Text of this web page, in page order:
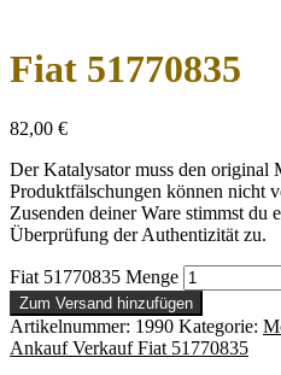
Fiat 51770835
82,00 €
Der Katalysator muss den original
Produktfälschungen können nicht
Zusenden deiner Ware stimmst du
Überprüfung der Authentizität zu.
Fiat 51770835 Menge
Zum Versand hinzufügen
Artikelnummer: 1990 Kategorie:
Ankauf Verkauf Fiat 51770835